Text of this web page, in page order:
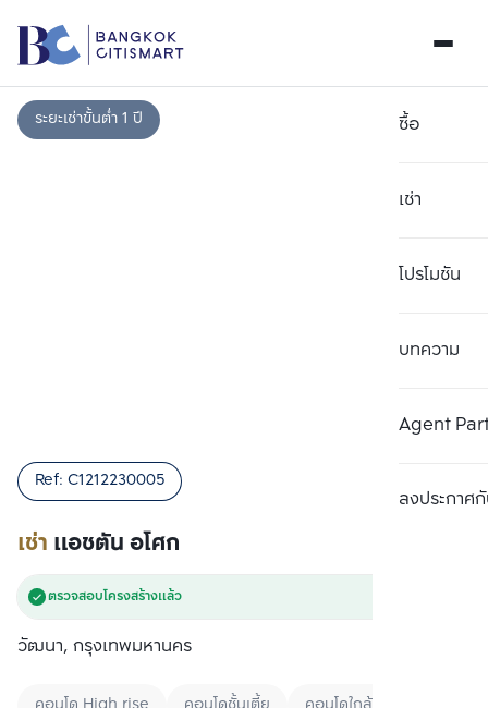
ซื้อ
เช่า
โปรโมชัน
บทความ
Agent
ลงประกาศกั
ระยะเช่าขั้นต่ำ 1 ปี
เช่า แอชตัน อโศก
Ref: C1212230005
ตรวจสอบโครงสร้างแล้ว
วัฒนา, กรุงเทพมหานคร
เปรียบเทียบ